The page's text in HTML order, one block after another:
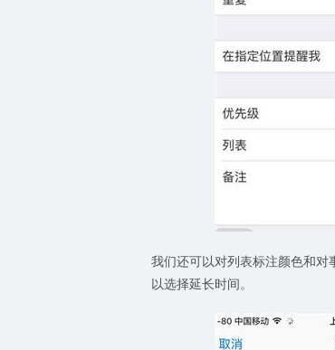
我们还可以对列表标注颜色和
以选择延长时间。